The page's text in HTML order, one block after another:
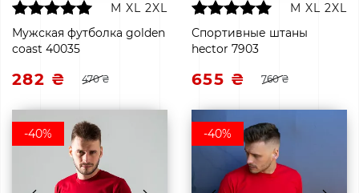
M XL 2XL
Мужская футболка golden
coast 40035
282 ₴ 470 ₴
M XL 2XL
Спортивные штаны
hector 7903
655 ₴ 760 ₴
-40% -40%